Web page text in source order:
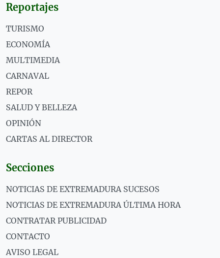
Reportajes
TURISMO
ECONOMÍA
MULTIMEDIA
CARNAVAL
REPOR
SALUD Y BELLEZA
OPINIÓN
CARTAS AL DIRECTOR
Secciones
NOTICIAS DE EXTREMADURA SUCESOS
NOTICIAS DE EXTREMADURA ÚLTIMA HORA
CONTRATAR PUBLICIDAD
CONTACTO
AVISO LEGAL